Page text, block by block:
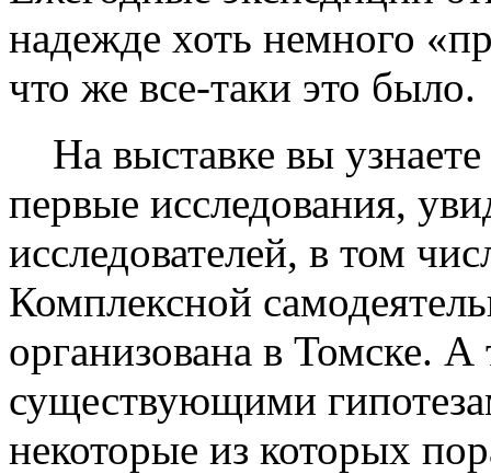
надежде хоть немного
что же все-таки это было.
На выставке вы узнаете
первые исследования,
исследователей, в том
Комплексной
организована в Томске. А
существующими
некоторые из которых